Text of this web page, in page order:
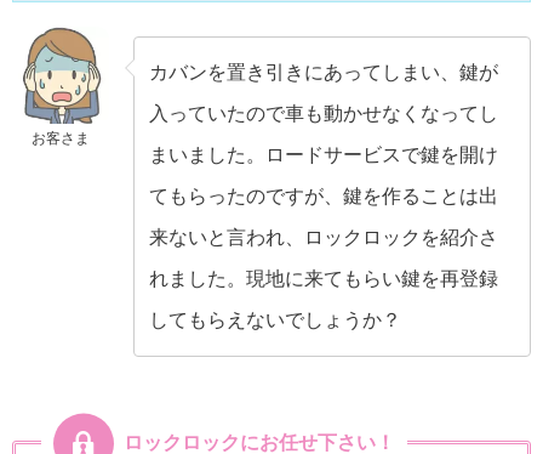
お客さま
カバンを置き引きにあってしまい、鍵が
入っていたので車も動かせなくなってし
まいました。ロードサービスで鍵を開け
てもらったのですが、鍵を作ることは出
来ないと言われ、ロックロックを紹介さ
れました。現地に来てもらい鍵を再登録
してもらえないでしょうか？
ロックロックにお任せ下さい！